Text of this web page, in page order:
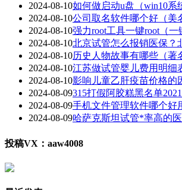
2024-08-10如何做启动u盘（win10系
2024-08-10公司取名软件哪个好（美
2024-08-10强力root工具一键root（一
2024-08-10北京试管怎么报销医保？
2024-08-10历史人物故事有哪些（著
2024-08-10江苏做试管婴儿费用明细
2024-08-10影响儿童乙肝疫苗价格的
2024-08-09315打假阿胶糕黑名单
2024-08-09手机文件管理软件哪个好
2024-08-09哈萨克斯坦试管*率高的
投稿VX：aaw4008